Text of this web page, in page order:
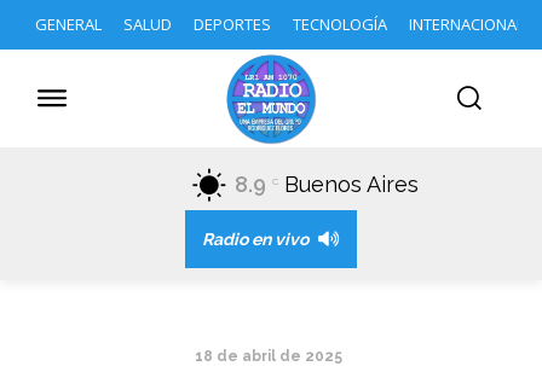
GENERAL SALUD DEPORTES TECNOLOGÍA INTERNACIONAL
8.9 C Buenos Aires
Radio en vivo
18 de abril de 2025